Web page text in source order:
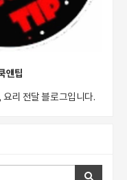
앤팁
리 전달 블로그입니다.